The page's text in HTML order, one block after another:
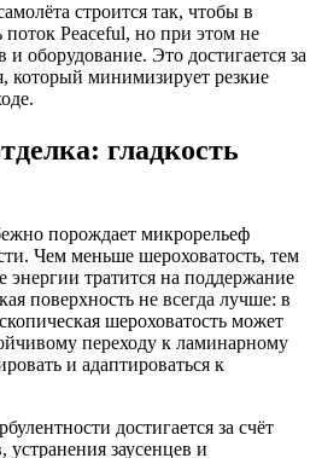
строится так, чтобы в
поток Peaceful, но при этом не
и оборудование. Это достигается за
который минимизирует резкие
гладкость
порождает микрорельеф
Чем меньше шероховатость, тем
тратится на поддержание
поверхность не всегда лучше: в
шероховатость может
переходу к ламинарному
и адаптироваться к
достигается за счёт
устранения заусенцев и